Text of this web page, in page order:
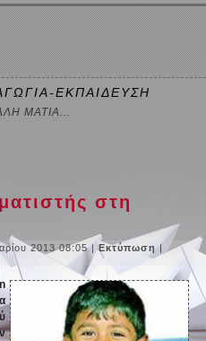
ΕΚΠΑΙΔΕΥΣΗ
ΜΑΤΙΑ...
στη
2013 08:05|Εκτύπωση|